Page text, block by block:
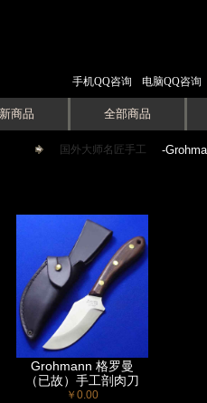
手机QQ咨询 电脑QQ咨询
商品 全部商品
国外大师名匠手工 -
Grohmann 格罗曼
（已故）手工剖肉刀
￥0.00